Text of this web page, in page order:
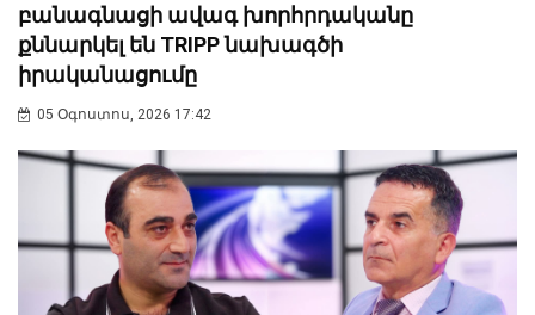
բանագնացի ավագ խորհրդականը
քննարկել են TRIPP նախագծի
իրականացումը
05 Օգոստոս, 2026 17:42